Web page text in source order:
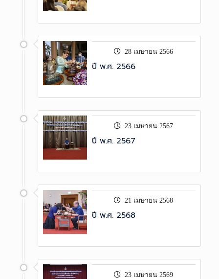
28 เมษายน 2566
ปี พ.ศ. 2566
23 เมษายน 2567
ปี พ.ศ. 2567
21 เมษายน 2568
ปี พ.ศ. 2568
23 เมษายน 2569